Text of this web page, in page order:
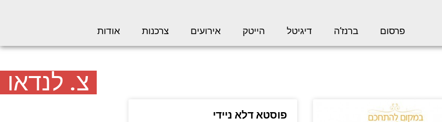
פרסום ברנז’ה דיגיטל הייטק אירועים צרכנות אודות
פוסטא דלא ניידי
צ. לנדאו